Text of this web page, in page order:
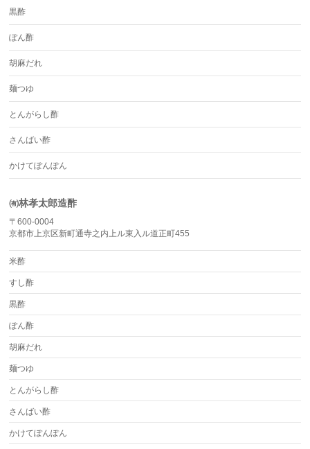
黒酢
ぽん酢
胡麻だれ
麺つゆ
とんがらし酢
さんばい酢
かけてぽんぽん
㈲林孝太郎造酢
〒600-0004
京都市上京区新町通寺之内上ル東入ル道正町455
米酢
すし酢
黒酢
ぽん酢
胡麻だれ
麺つゆ
とんがらし酢
さんばい酢
かけてぽんぽん